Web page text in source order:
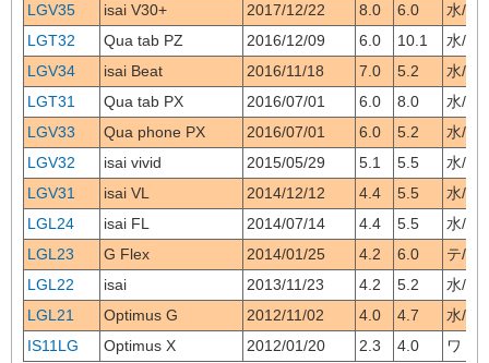
LGV35
isai V30+ 2017/12/22 8.0 6.0
水/テ
LGT32
Qua tab PZ 2016/12/09 6.0 10.1
水/テ
LGV34
isai Beat 2016/11/18 7.0 5.2
水/テ
LGT31
Qua tab PX 2016/07/01 6.0 8.0
水/テ
LGV33
Qua phone PX 2016/07/01 6.0 5.2
水/テ
LGV32
isai vivid 2015/05/29 5.1 5.5
水/テ
LGV31
isai VL 2014/12/12 4.4 5.5
水/テ
LGL24
isai FL 2014/07/14 4.4 5.5
水/テ
LGL23
G Flex 2014/01/25 4.2 6.0
テ/ワ
LGL22
isai 2013/11/23 4.2 5.2
水/テ
LGL21
Optimus G 2012/11/02 4.0 4.7
水/テ
IS11LG
Optimus X 2012/01/20 2.3 4.0 ワ